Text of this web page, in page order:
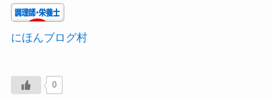
にほんブログ村
0